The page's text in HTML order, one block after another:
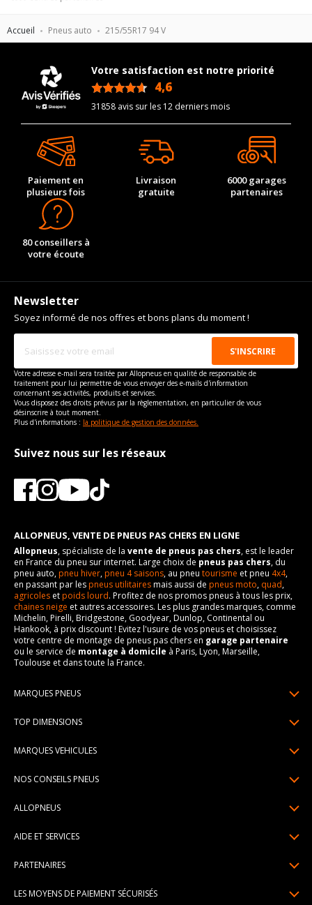
Accueil Pneus auto 215/55R17 94 V
Votre satisfaction est notre priorité
4,6
31858 avis sur les 12 derniers mois
Paiement en
plusieurs fois
Livraison
gratuite
6000 garages
partenaires
80 conseillers à
votre écoute
Newsletter
Soyez informé de nos offres et bons plans du moment !
Votre adresse e-mail sera traitée par Allopneus en qualité de responsable de
traitement pour lui permettre de vous envoyer des e-mails d'information
concernant ses activités, produits et services.
Vous disposez des droits prévus par la règlementation, en particulier de vous
désinscrire à tout moment.
Plus d'informations : la politique de gestion des données.
Suivez nous sur les réseaux
ALLOPNEUS, VENTE DE PNEUS PAS CHERS EN LIGNE
Allopneus, spécialiste de la vente de pneus pas chers, est le leader
en France du pneu sur internet. Large choix de pneus pas chers, du
pneu auto,pneu hiver,pneu 4 saisons, au pneu tourisme et pneu 4x4,
en passant par lespneus utilitairesmais aussi de pneus moto, quad,
agricoles etpoids lourd. Profitez de nos promos pneus à tous les prix,
chaines neige et autres accessoires. Les plus grandes marques, comme
Michelin, Pirelli, Bridgestone, Goodyear, Dunlop, Continental ou
Hankook, à prix discount ! Evitez l'usure de vos pneus et choisissez
votre centre de montage de pneus pas chers en garage partenaire
ou le service de montage à domicile à Paris, Lyon, Marseille,
Toulouse et dans toute la France.
MARQUES PNEUS
Pneus Continental
Pneus Hankook
Pneus Dunlop
TOP DIMENSIONS
195/65R15
205/60R16
225/45R17
MARQUES VEHICULES
Peugeot
Audi
BMW
NOS CONSEILS PNEUS
Pression pneu
Témoin d'usure
ALLOPNEUS
Espace Presse
AIDE ET SERVICES
Livraisons standard / express
PARTENAIRES
LES MOYENS DE PAIEMENT SÉCURISÉS